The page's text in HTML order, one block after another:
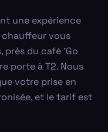
une expérience
chauffeur vous
près du café 'Go
porte à T2. Nous
votre prise en
et le tarif est